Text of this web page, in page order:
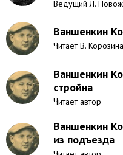
Ведущий Л.
Ваншенкин
Читает В. Корозина
Ваншенкин
стройна
Читает автор
Ваншенкин
из подъезда